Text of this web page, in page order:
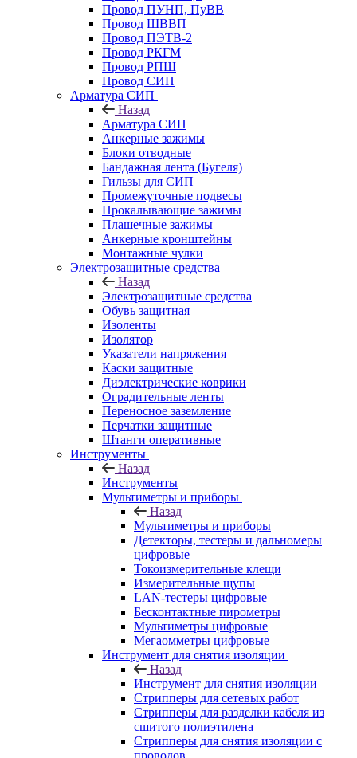
Провод ПУНП, ПуВВ
Провод ШВВП
Провод ПЭТВ-2
Провод РКГМ
Провод РПШ
Провод СИП
Арматура СИП
Назад
Арматура СИП
Анкерные зажимы
Блоки отводные
Бандажная лента (Бугеля)
Гильзы для СИП
Промежуточные подвесы
Прокалывающие зажимы
Плашечные зажимы
Анкерные кронштейны
Монтажные чулки
Электрозащитные средства
Назад
Электрозащитные средства
Обувь защитная
Изоленты
Изолятор
Указатели напряжения
Каски защитные
Диэлектрические коврики
Оградительные ленты
Переносное заземление
Перчатки защитные
Штанги оперативные
Инструменты
Назад
Инструменты
Мультиметры и приборы
Назад
Мультиметры и приборы
Детекторы, тестеры и дальномеры
цифровые
Токоизмерительные клещи
Измерительные щупы
LAN-тестеры цифровые
Бесконтактные пирометры
Мультиметры цифровые
Мегаомметры цифровые
Инструмент для снятия изоляции
Назад
Инструмент для снятия изоляции
Стрипперы для сетевых работ
Стрипперы для разделки кабеля из
сшитого полиэтилена
Cтрипперы для снятия изоляции с
проводов